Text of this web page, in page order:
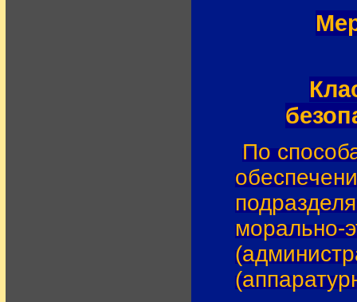
По
морально-